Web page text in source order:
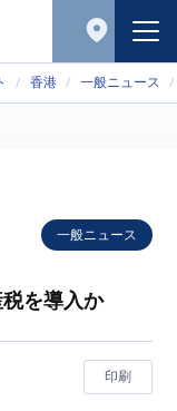
香港 一般ニュース
一般ニュース
を導入か
印刷